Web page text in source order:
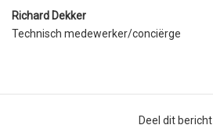
Richard Dekker
Technisch medewerker/conciërge
Deel dit bericht